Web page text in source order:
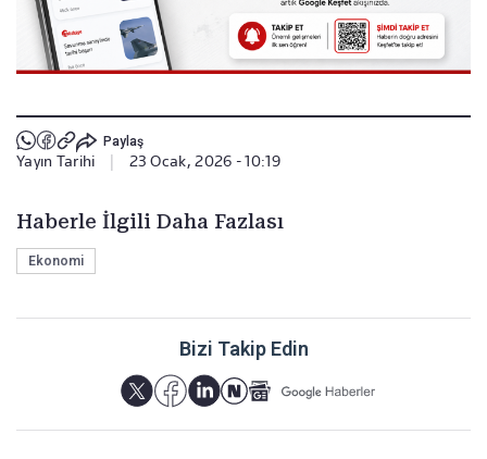
Paylaş
Yayın Tarihi 23 Ocak, 2026 - 10:19
Haberle İlgili Daha Fazlası
Ekonomi
Bizi Takip Edin